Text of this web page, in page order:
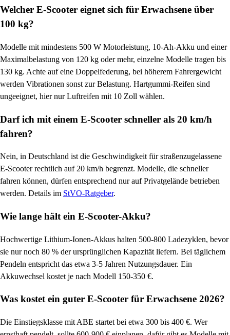
Welcher E-Scooter eignet sich für Erwachsene über
100 kg?
Modelle mit mindestens 500 W Motorleistung, 10-Ah-Akku und einer
Maximalbelastung von 120 kg oder mehr, einzelne Modelle tragen bis
130 kg. Achte auf eine Doppelfederung, bei höherem Fahrergewicht
werden Vibrationen sonst zur Belastung. Hartgummi-Reifen sind
ungeeignet, hier nur Luftreifen mit 10 Zoll wählen.
Darf ich mit einem E-Scooter schneller als 20 km/h
fahren?
Nein, in Deutschland ist die Geschwindigkeit für straßenzugelassene
E-Scooter rechtlich auf 20 km/h begrenzt. Modelle, die schneller
fahren können, dürfen entsprechend nur auf Privatgelände betrieben
werden. Details im StVO-Ratgeber.
Wie lange hält ein E-Scooter-Akku?
Hochwertige Lithium-Ionen-Akkus halten 500-800 Ladezyklen, bevor
sie nur noch 80 % der ursprünglichen Kapazität liefern. Bei täglichem
Pendeln entspricht das etwa 3-5 Jahren Nutzungsdauer. Ein
Akkuwechsel kostet je nach Modell 150-350 €.
Was kostet ein guter E-Scooter für Erwachsene 2026?
Die Einstiegsklasse mit ABE startet bei etwa 300 bis 400 €. Wer